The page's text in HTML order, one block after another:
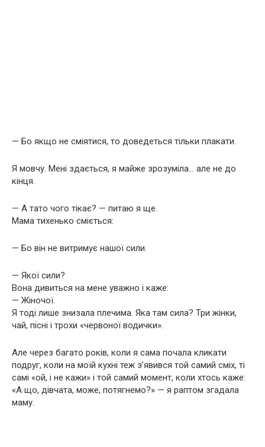
— Бо якщо не сміятися, то доведеться тільки плакати.
Я мовчу. Мені здається, я майже зрозуміла… але не до
кінця.
— А тато чого тікає? — питаю я ще.
Мама тихенько сміється:
— Бо він не витримує нашої сили.
— Якої сили?
Вона дивиться на мене уважно і каже:
— Жіночої.
Я тоді лише знизала плечима. Яка там сила? Три жінки,
чай, пісні і трохи «червоної водички».
Але через багато років, коли я сама почала кликати
подруг, коли на моїй кухні теж з’явився той самий сміх, ті
самі «ой, і не кажи» і той самий момент, коли хтось каже:
«А що, дівчата, може, потягнемо?» — я раптом згадала
маму.